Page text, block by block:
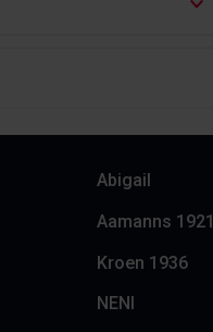
Abigail
Aamanns 1921
Kroen 1936
NENI